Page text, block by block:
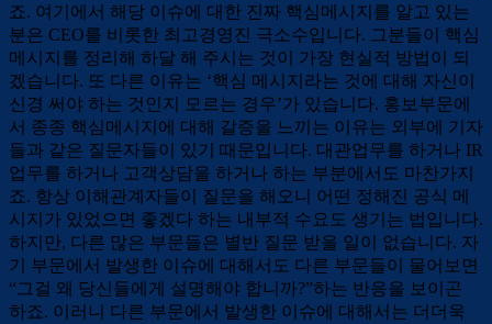
죠. 여기에서 해당 이슈에 대한 진짜 핵심메시지를 알고 있는
분은 CEO를 비롯한 최고경영진 극소수입니다. 그분들이 핵심
메시지를 정리해 하달 해 주시는 것이 가장 현실적 방법이 되
겠습니다. 또 다른 이유는 ‘핵심 메시지라는 것에 대해 자신이
신경 써야 하는 것인지 모르는 경우’가 있습니다. 홍보부문에
서 종종 핵심메시지에 대해 갈증을 느끼는 이유는 외부에 기자
들과 같은 질문자들이 있기 때문입니다. 대관업무를 하거나 IR
업무를 하거나 고객상담을 하거나 하는 부분에서도 마찬가지
죠. 항상 이해관계자들이 질문을 해오니 어떤 정해진 공식 메
시지가 있었으면 좋겠다 하는 내부적 수요도 생기는 법입니다.
하지만, 다른 많은 부문들은 별반 질문 받을 일이 없습니다. 자
기 부문에서 발생한 이슈에 대해서도 다른 부문들이 물어보면
“그걸 왜 당신들에게 설명해야 합니까?”하는 반응을 보이곤
하죠. 이러니 다른 부문에서 발생한 이슈에 대해서는 더더욱